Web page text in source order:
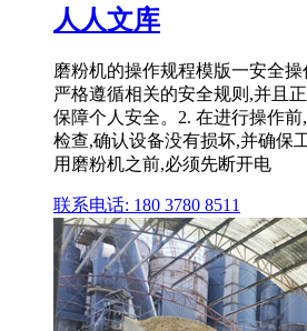
人人文库
磨粉机的操作规程模版一安全
严格遵循相关的安全规则,并且
保障个人安全。2. 在进行操作
检查,确认设备没有损坏,并确保
用磨粉机之前,必须先断开电
联系电话: 180 3780 8511